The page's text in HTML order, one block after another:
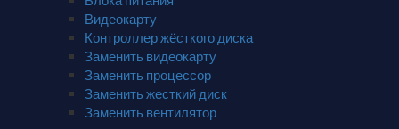
Видеокарту
Контроллер жёсткого диска
Заменить видеокарту
Заменить процессор
Заменить жесткий диск
Заменить вентилятор